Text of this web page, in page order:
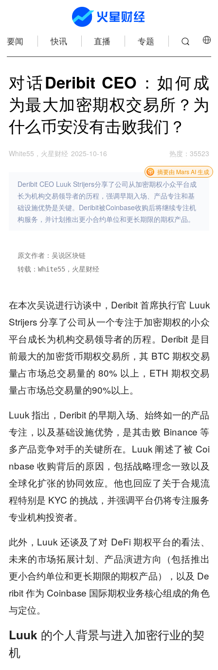
要闻 快讯 直播 专题
对话Deribit CEO：如何成
为最大加密期权交易所？为
什么币安没有击败我们？
White55，火星财经 2025-10-16 热度 ：35523
Deribit CEO Luuk Strijers分享了公司从加密期权小众平台成
长为机构交易领导者的历程，强调早期入场、产品专注和基
础设施优势是关键。Deribit被Coinbase收购后将继续专注机
构服务，并计划推出更小合约单位和更长期限的期权产品。
摘要由 Mars AI 生成
原文作者：吴说区块链
转载：White55，火星财经
在本次吴说进行访谈中，Deribit 首席执行官 Luuk
Strijers 分享了公司从一个专注于加密期权的小众
平台成长为机构交易领导者的历程。Deribit 是目
前最大的加密货币期权交易所，其 BTC 期权交易
量占市场总交易量的 80% 以上，ETH 期权交易
量占市场总交易量的90%以上。
Luuk 指出，Deribit 的早期入场、始终如一的产品
专注，以及基础设施优势，是其击败 Binance 等
多产品竞争对手的关键所在。Luuk 阐述了被 Coi
nbase 收购背后的原因，包括战略理念一致以及
全球化扩张的协同效应。他也回应了关于合规流
程特别是 KYC 的挑战，并强调平台仍将专注服务
专业机构投资者。
此外，Luuk 还谈及了对 DeFi 期权平台的看法、
未来的市场拓展计划、产品演进方向（包括推出
更小合约单位和更长期限的期权产品），以及 De
ribit 作为 Coinbase 国际期权业务核心组成的角色
与定位。
Luuk 的个人背景与进入加密行业的契
机